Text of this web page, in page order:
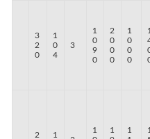
3
2
0
1
0
4
3
1
0
9
0
2
0
0
0
1
0
0
0
1
2
1
1
1
1
1